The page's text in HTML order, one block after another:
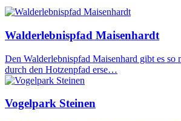
Walderlebnispfad Maisenhardt
Den Walderlebnispfad Maisenhard gibt es so
durch den Hotzenpfad erse…
Vogelpark Steinen